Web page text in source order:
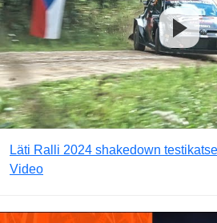
Läti Ralli 2024 shakedown
Video